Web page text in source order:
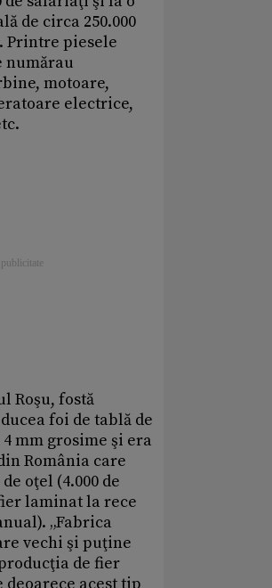
de circa 250.000
Printre piesele
numărau
motoare,
electrice,
Roşu, fostă
foi de tablă de
4 mm grosime şi era
România care
oţel (4.000 de
laminat la rece
„Fabrica
vechi şi puţine
de fier
acest tip